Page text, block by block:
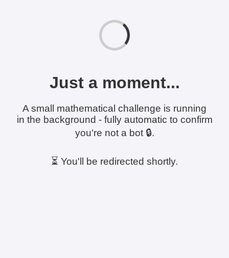
Just a moment...
A small mathematical challenge is running
in the background - fully automatic to confirm
you're not a bot 🔒.
⏳ You'll be redirected shortly.